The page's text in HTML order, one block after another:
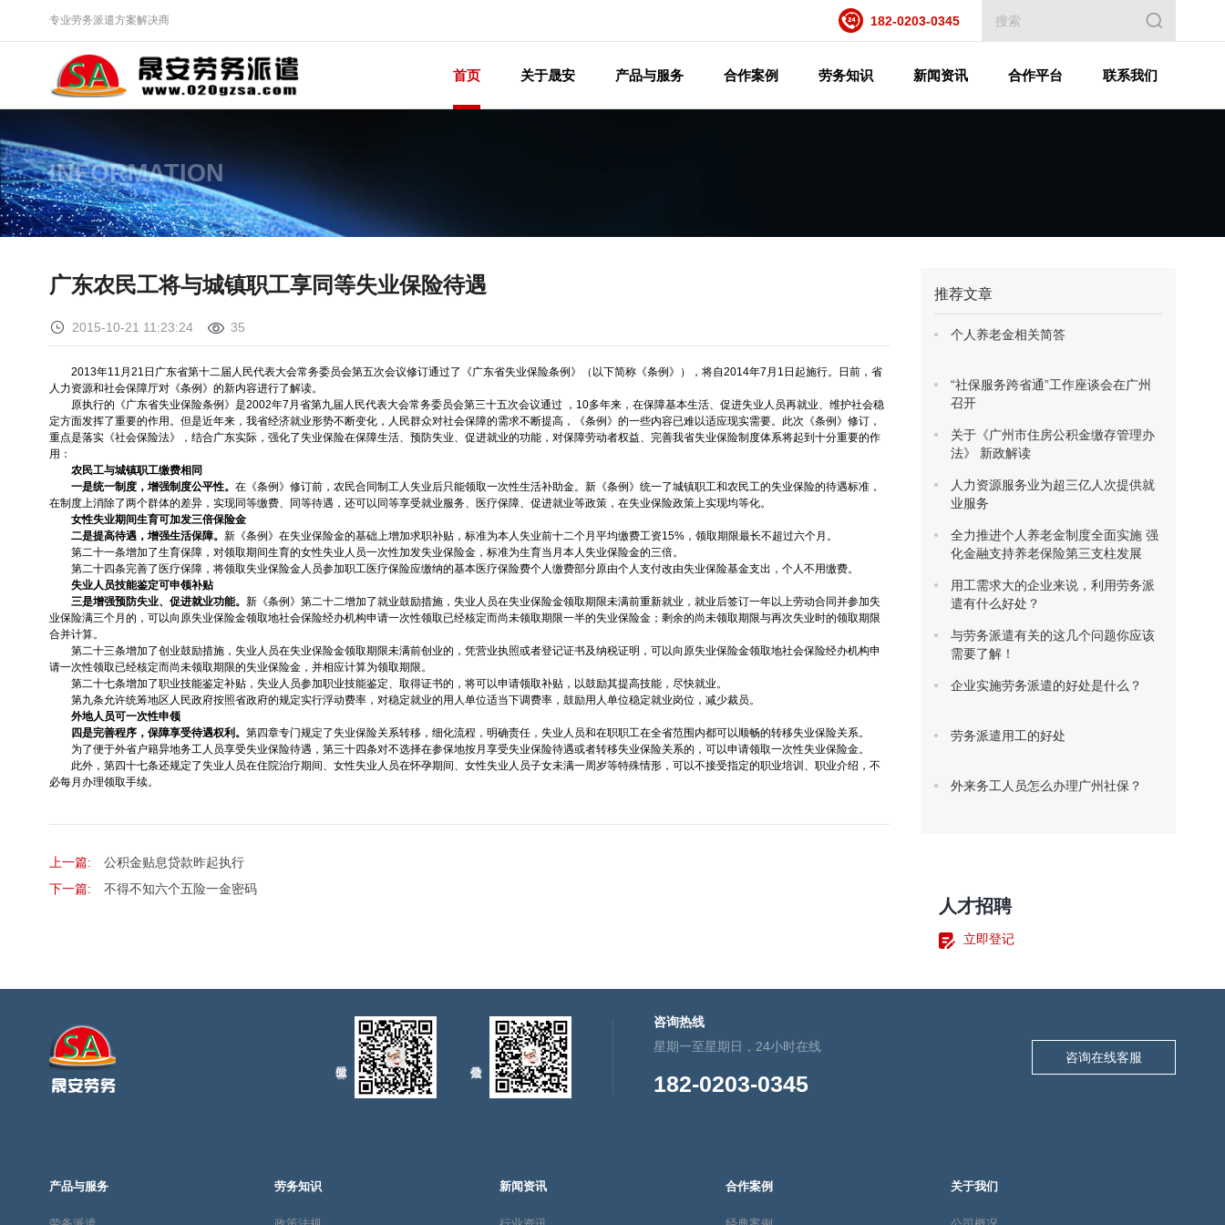
专业劳务派遣方案解决商 182-0203-0345
首页 关于晟安 产品与服务 合作案例 劳务知识 新闻资讯 合作平台 联系我们
INFORMATION
广东农民工将与城镇职工享同等失业保险待遇
2015-10-21 11:23:24 35
2013年11 月21 日广东省第十二届人民代表大会常务委员会第五次会议修订通过了《广东省失业保险条例》（以下简称《条例》），将自2014年7 月 1 日起施行。日前，省
人力资源和社会保障厅对《条例》的新内容进行了解读。
原执行的《广东省失业保险条例》是2002年7 月省第九届人民代表大会常务委员会第三十五次会议通过 ， 10多年来，在保障基本生活、促进失业人员再就业、维护社会稳
定方面发挥了重要的作用。但是近年来，我省经济就业形势不断变化，人民群众对社会保障的需求不断提高，《条例》的一些内容已难以适应现实需要。此次《条例》修订，
重点是落实《社会保险法》，结合广东实际，强化了失业保险在保障生活、预防失业、促进就业的功能，对保障劳动者权益、完善我省失业保险制度体系将起到十分重要的作
用：
农民工与城镇职工缴费相同
一是统一制度，增强制度公平性。 在《条例》修订前， 农民合同制工人失业后只能领取一次性生活补助金。新《条例》统一了城镇职工和农民工的失业保险的待遇标准，
在制度上消除了两个群体的差异，实现同等缴费、同等待遇，还可以同等享受就业服务、医疗保障、促进就业等政策，在失业保险政策上实现均等化。
女性失业期间生育可加发三倍保险金
二是提高待遇，增强生活保障。 新《条例》在失业保险金的基础上增加求职补贴，标准为本人失业前十二个月平均缴费工资15%，领取期限最长不超过六个月。
第二十一条增加了生育保障，对领取期间生育的女性失业人员一次性加发失业保险金，标准为生育当月本人失业保险金的三倍。
第二十四条完善了医疗保障，将领取失业保险金人员参加职工医疗保险应缴纳的基本医疗保险费个人缴费部分原由个人支付改由失业保险基金支出，个人不用缴费。
失业人员技能鉴定可申领补贴
三是增强预防失业、促进就业功能。 新《条例》第二十二增加了就业鼓励措施，失业人员在失业保险金领取期限未满前重新就业，就业后签订一年以上劳动合同并参加失
业保险满三个月的，可以向原失业保险金领取地社会保险经办机构申请一次性领取已经核定而尚未领取期限一半的失业保险金；剩余的尚未领取期限与再次失业时的领取期限
合并计算。
第二十三条增加了创业鼓励措施，失业人员在失业保险金领取期限未满前创业的，凭营业执照或者登记证书及纳税证明，可以向原失业保险金领取地社会保险经办机构申
请一次性领取已经核定而尚未领取期限的失业保险金，并相应计算为领取期限。
第二十七条增加了职业技能鉴定补贴，失业人员参加职业技能鉴定、取得证书的，将可以申请领取补贴，以鼓励其提高技能，尽快就业。
第九条允许统筹地区人民政府按照省政府的规定实行浮动费率，对稳定就业的用人单位适当下调费率，鼓励用人单位稳定就业岗位，减少裁员。
外地人员可一次性申领
四是完善程序，保障享受待遇权利。 第四章专门规定了失业保险关系转移，细化流程，明确责任，失业人员和在职职工在全省范围内都可以顺畅的转移失业保险关系。
为了便于外省户籍异地务工人员享受失业保险待遇，第三十四条对不选择在参保地按月享受失业保险待遇或者转移失业保险关系的，可以申请领取一次性失业保险金。
此外，第四十七条还规定了失业人员在住院治疗期间、女性失业人员在怀孕期间、女性失业人员子女未满一周岁等特殊情形，可以不接受指定的职业培训、职业介绍，不
必每月办理领取手续。
上一篇:
公积金贴息贷款昨起执行
下一篇:
不得不知六个五险一金密码
推荐文章
个人养老金相关简答
“社保服务跨省通”工作座谈会在广州
召开
关于《广州市住房公积金缴存管理办
法》 新政解读
人力资源服务业为超三亿人次提供就
业服务
全力推进个人养老金制度全面实施 强
化金融支持养老保险第三支柱发展
用工需求大的企业来说，利用劳务派
遣有什么好处？
与劳务派遣有关的这几个问题你应该
需要了解！
企业实施劳务派遣的好处是什么？
劳务派遣用工的好处
外来务工人员怎么办理广州社保？
人才招聘
立即登记
咨询热线
星期一至星期日，24小时在线
182-0203-0345
咨询在线客服
产品与服务 劳务知识 新闻资讯 合作案例 关于我们